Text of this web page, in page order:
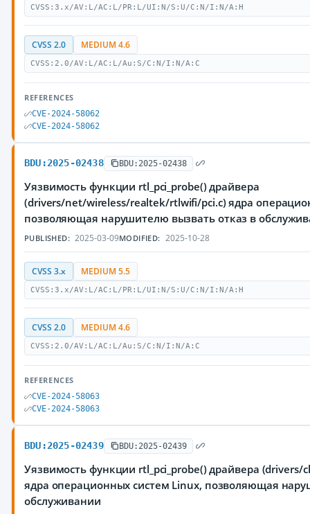
CVSS:3.x/AV:L/AC:L/PR:L/UI:N/S:U/C:N/I:N/A:H
CVSS 2.0 MEDIUM 4.6
CVSS:2.0/AV:L/AC:L/Au:S/C:N/I:N/A:C
REFERENCES
CVE-2024-58062
CVE-2024-58062
BDU:2025-02438 BDU:2025-02438
Уязвимость функции rtl_pci_probe() драйвера
(drivers/net/wireless/realtek/rtlwifi/pci.c) ядра
позволяющая нарушителю вызвать отказ в
PUBLISHED: 2025-03-09MODIFIED: 2025-10-28
CVSS 3.x MEDIUM 5.5
CVSS:3.x/AV:L/AC:L/PR:L/UI:N/S:U/C:N/I:N/A:H
CVSS 2.0 MEDIUM 4.6
CVSS:2.0/AV:L/AC:L/Au:S/C:N/I:N/A:C
REFERENCES
CVE-2024-58063
CVE-2024-58063
BDU:2025-02439 BDU:2025-02439
Уязвимость функции rtl_pci_probe() драйвера (drivers/
ядра операционных систем Linux, позволяющая
обслуживании